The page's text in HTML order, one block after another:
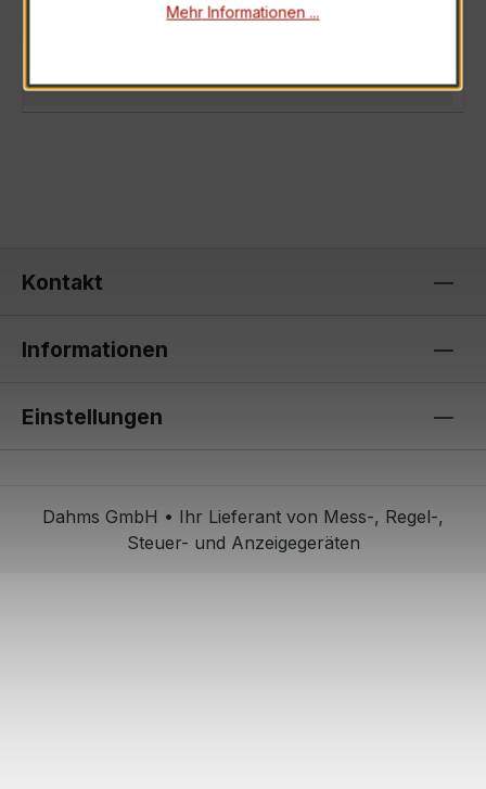
Kontakt
Informationen
Einstellungen
Dahms GmbH • Ihr Lieferant von Mess-, Regel-,
Steuer- und Anzeigegeräten
Mehr Informationen ...